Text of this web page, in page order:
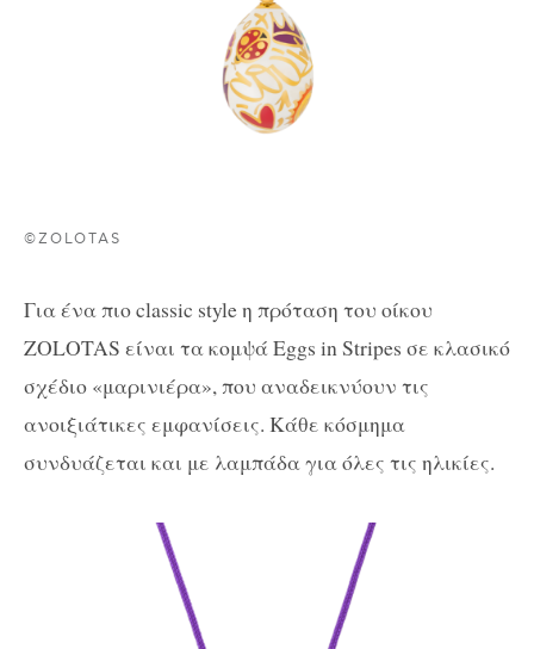
©ZOLOTAS
Για ένα πιο classic style η πρόταση του οίκου
ZOLOTAS είναι τα κομψά Eggs in Stripes σε κλασικό
σχέδιο «μαρινιέρα», που αναδεικνύουν τις
ανοιξιάτικες εμφανίσεις. Κάθε κόσμημα
συνδυάζεται και με λαμπάδα για όλες τις ηλικίες.